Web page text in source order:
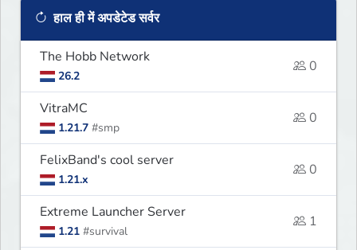
हाल ही में अपडेटेड सर्वर
The Hobb Network
26.2
0
VitraMC
1.21.7 #smp
0
FelixBand's cool server
1.21.x
0
Extreme Launcher Server
1.21 #survival
1